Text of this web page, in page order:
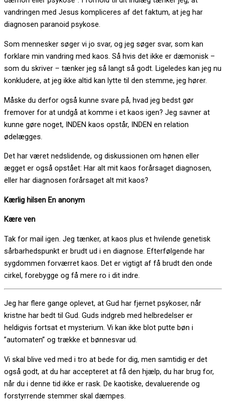
vandringen med Jesus kompliceres af det faktum, at jeg har
diagnosen paranoid psykose.
Som mennesker søger vi jo svar, og jeg søger svar, som kan
forklare min vandring med kaos. Så hvis det ikke er dæmonisk –
som du skriver – tænker jeg så langt så godt. Ligeledes kan jeg nu
konkludere, at jeg ikke altid kan lytte til den stemme, jeg hører.
Måske du derfor også kunne svare på, hvad jeg bedst gør
fremover for at undgå at komme i et kaos igen? Jeg savner at
kunne gøre noget, INDEN kaos opstår, INDEN en relation
ødelægges.
Det har været nedslidende, og diskussionen om hønen eller
ægget er også opstået: Har alt mit kaos forårsaget diagnosen,
eller har diagnosen forårsaget alt mit kaos?
Kærlig hilsen En anonym
Kære ven
Tak for mail igen. Jeg tænker, at kaos plus et hvilende genetisk
sårbarhedspunkt er brudt ud i en diagnose. Efterfølgende har
sygdommen forværret kaos. Det er vigtigt af få brudt den onde
cirkel, forebygge og få mere ro i dit indre.
Jeg har flere gange oplevet, at Gud har fjernet psykoser, når
kristne har bedt til Gud. Guds indgreb med helbredelser er
heldigvis fortsat et mysterium. Vi kan ikke blot putte bøn i
”automaten” og trække et bønnesvar ud.
Vi skal blive ved med i tro at bede for dig, men samtidig er det
også godt, at du har accepteret at få den hjælp, du har brug for,
når du i denne tid ikke er rask. De kaotiske, devaluerende og
forstyrrende stemmer skal dæmpes.